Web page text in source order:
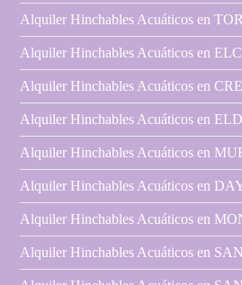
Alquiler Hinchables Acuáticos en
Alquiler Hinchables Acuáticos en
Alquiler Hinchables Acuáticos en
Alquiler Hinchables Acuáticos en
Alquiler Hinchables Acuáticos en
Alquiler Hinchables Acuáticos en
Alquiler Hinchables Acuáticos en
Alquiler Hinchables Acuáticos en